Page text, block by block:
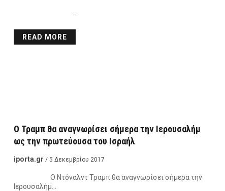
READ MORE
Ο Τραμπ θα αναγνωρίσει σήμερα την Ιερουσαλήμ
ως την πρωτεύουσα του Ισραήλ
iporta.gr / 5 Δεκεμβρίου 2017
Ο Ντόναλντ Τραμπ θα αναγνωρίσει σήμερα την
Ιερουσαλήμ…